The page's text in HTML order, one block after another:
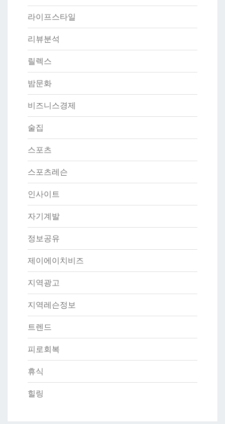
라이프스타일
리뷰분석
릴렉스
밤문화
비즈니스경제
술집
스포츠
스포츠레슨
인사이트
자기계발
정보공유
제이에이치비즈
지역광고
지역레슨정보
트렌드
피로회복
휴식
힐링